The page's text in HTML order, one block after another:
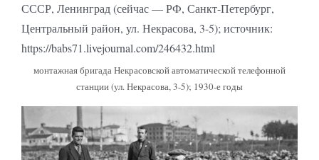
монтажная бригада Некрасовской автоматической телефонной
станции (ул. Некрасова, 3-5); 1930-е годы